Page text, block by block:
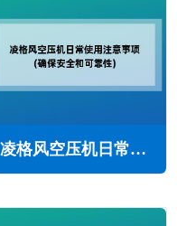
凌格风空压机日常使用注意事项(确保安全和可靠性)